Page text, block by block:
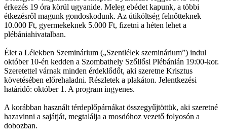
érkezés 19 óra körül ugyanide. Meleg ebédet kapunk, a többi
étkezésről magunk gondoskodunk. Az útiköltség felnőtteknek
10.000 Ft, gyermekeknek 5.000 Ft, fizetni a héten lehet a
plébániahivatalban.
Élet a Lélekben Szeminárium („Szentlélek szeminárium”) indul
október 10-én kedden a Szombathely Szőllősi Plébánián 19:00-kor.
Szeretettel várnak minden érdeklődőt, aki szeretne Krisztus
követésében előrehaladni. Részletek a plakáton. Jelentkezési
határidő: október 1. A program ingyenes.
A korábban használt térdeplőpárnákat összegyűjtöttük, aki szeretné
hazavinni a sajátját, megtalálja a mosdóhoz vezető folyosón a
dobozban.